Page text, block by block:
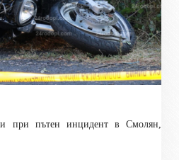
при пътен инцидент в Смолян,